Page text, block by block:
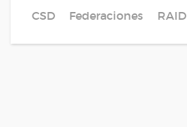
CSD Federaciones RAID